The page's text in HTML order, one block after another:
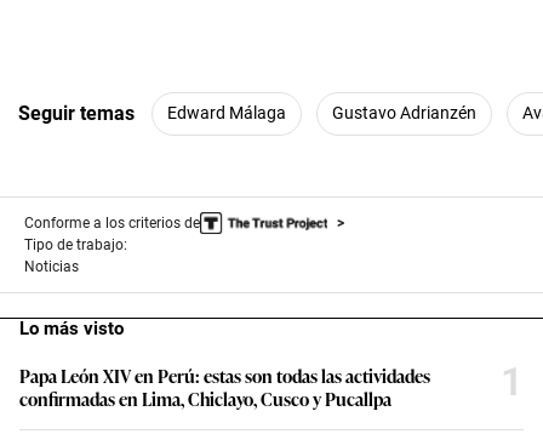
Seguir temas Edward Málaga Gustavo Adrianzén
Conforme a los criterios de
Tipo de trabajo:
Noticias
Lo más visto
Papa León XIV en Perú: estas son todas las actividades
confirmadas en Lima, Chiclayo, Cusco y Pucallpa
1